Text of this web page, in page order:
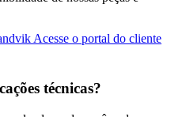
Acesse o portal do cliente
técnicas?